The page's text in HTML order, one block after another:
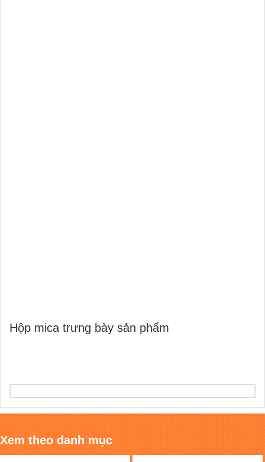
Hộp mica trưng bày sản phẩm
Xem theo danh mục